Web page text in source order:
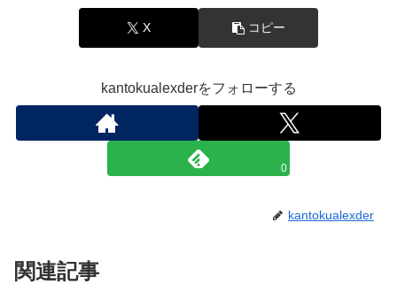
X コピー
kantokualexderをフォローする
0
kantokualexder
関連記事